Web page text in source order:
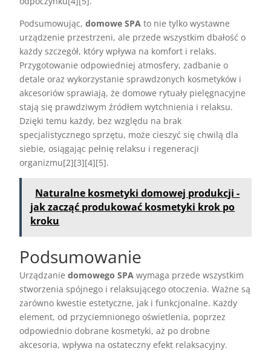
Podsumowując,domowe SPA to nie tylko wystawne
urządzenie przestrzeni, ale przede wszystkim dbałość o
każdy szczegół, który wpływa na komfort i relaks.
Przygotowanie odpowiedniej atmosfery, zadbanie o
detale oraz wykorzystanie sprawdzonych kosmetyków i
akcesoriów sprawiają, że domowe rytuały pielęgnacyjne
stają się prawdziwym źródłem wytchnienia i relaksu.
Dzięki temu każdy, bez względu na brak
specjalistycznego sprzętu, może cieszyć się chwilą dla
siebie, osiągając pełnię relaksu i regeneracji
organizmu[2][3][4][5].
Naturalne kosmetyki domowej produkcji -
jak zacząć produkować kosmetyki krok po
kroku
Podsumowanie
Urządzaniedomowego SPA wymaga przede wszystkim
stworzenia spójnego i relaksującego otoczenia. Ważne są
zarówno kwestie estetyczne, jak i funkcjonalne. Każdy
element, od przyciemnionego oświetlenia, poprzez
odpowiednio dobrane kosmetyki, aż po drobne
akcesoria, wpływa na ostateczny efekt relaksacyjny.